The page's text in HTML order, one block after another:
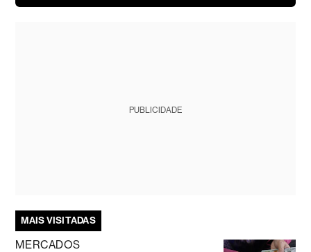
PUBLICIDADE
MAIS VISITADAS
MERCADOS